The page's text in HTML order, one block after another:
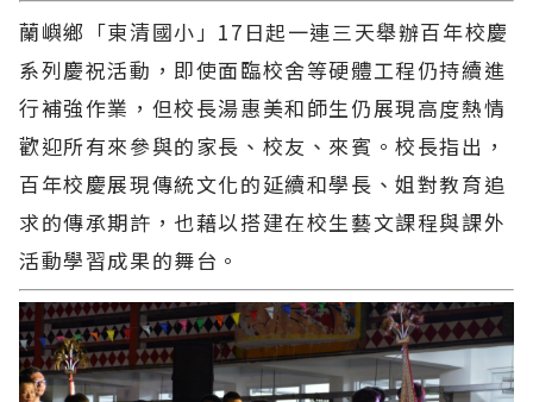
蘭嶼鄉「東清國小」17日起一連三天舉辦百年校慶
系列慶祝活動，即使面臨校舍等硬體工程仍持續進
行補強作業，但校長湯惠美和師生仍展現高度熱情
歡迎所有來參與的家長、校友、來賓。校長指出，
百年校慶展現傳統文化的延續和學長、姐對教育追
求的傳承期許，也藉以搭建在校生藝文課程與課外
活動學習成果的舞台。